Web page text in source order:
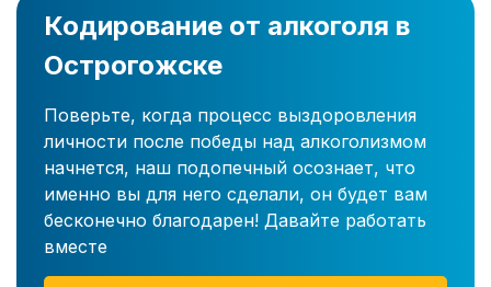
Кодирование от алкоголя в
Острогожске
Поверьте, когда процесс выздоровления
личности после победы над алкоголизмом
начнется, наш подопечный осознает, что
именно вы для него сделали, он будет вам
бесконечно благодарен! Давайте работать
вместе